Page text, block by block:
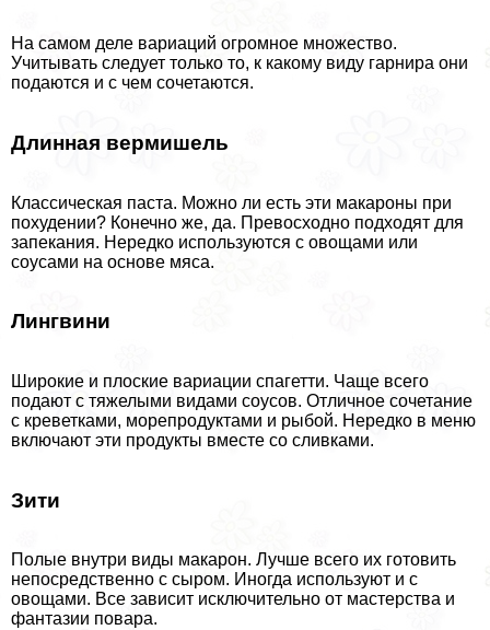
На самом деле вариаций огромное множество.
Учитывать следует только то, к какому виду гарнира они
подаются и с чем сочетаются.
Длинная вермишель
Классическая паста. Можно ли есть эти макароны при
похудении? Конечно же, да. Превосходно подходят для
запекания. Нередко используются с овощами или
соусами на основе мяса.
Лингвини
Широкие и плоские вариации спагетти. Чаще всего
подают с тяжелыми видами соусов. Отличное сочетание
с креветками, морепродуктами и рыбой. Нередко в меню
включают эти продукты вместе со сливками.
Зити
Полые внутри виды макарон. Лучше всего их готовить
непосредственно с сыром. Иногда используют и с
овощами. Все зависит исключительно от мастерства и
фантазии повара.